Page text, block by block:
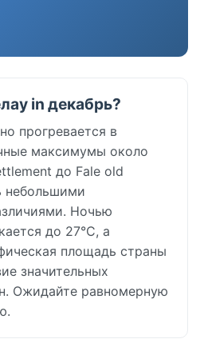
in декабрь?
прогревается в
максимумы около
до Fale old
небольшими
Ночью
до 27°C, а
площадь страны
значительных
Ожидайте равномерную